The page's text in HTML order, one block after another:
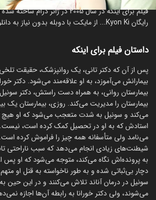
فیلم برای اینکه در سال 2005 در ژانر
رایگان Kyon Ki... از مایکت با دوبله بدون نیاز به دانلود.
داستان فیلم برای اینکه
پس از آن که دکتر تانی، یک روانپزشک، حقیقت تلخی
بیمارانش می‌آموزد، به او علاقه‌مند می‌شود. دکتر
بیمارستان روانی، به همراه دست راستش، دکتر
بیمارستان را مدیریت می‌کند. روزی، بیمارستان یک
می‌کند و سونیل به شدت متعجب می‌شود که او هیچ
استادش که به او در تحصیل کمک کرده است، نیست.
می‌نامد ولی متأسفانه همه چیز را فراموش کرده است.
شیطنت‌های زیادی انجام می‌دهد که سبب ناراحتی
به پرونده‌اش نگاه می‌کند، متوجه می‌شود که او پس
دچار بی‌ثباتی شده و به طور ناخواسته به قتل او
سونیل در درمان آناند تلاش می‌کنند و در این حین
می‌شوند، ولی دکتر خورانا به رابطه آن‌ها اجازه